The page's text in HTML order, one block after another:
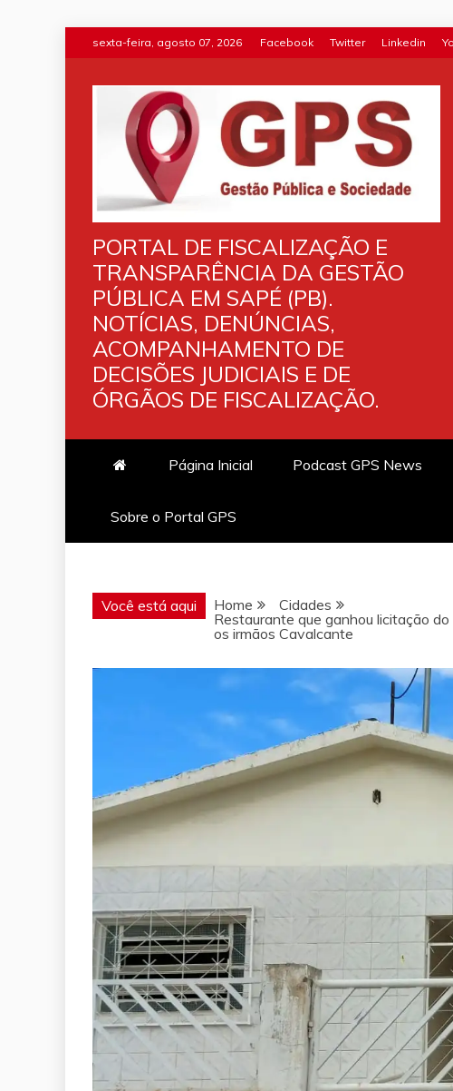
to
content
sexta-feira, agosto 07, 2026 Facebook Twitter Linkedin
PORTAL DE FISCALIZAÇÃO E
TRANSPARÊNCIA DA GESTÃO
PÚBLICA EM SAPÉ (PB).
NOTÍCIAS, DENÚNCIAS,
ACOMPANHAMENTO DE
DECISÕES JUDICIAIS E DE
ÓRGÃOS DE FISCALIZAÇÃO.
Página Inicial Podcast GPS News
Sobre o Portal GPS
Você está aqui Home
Cidades
Restaurante que ganhou licitação
os irmãos Cavalcante